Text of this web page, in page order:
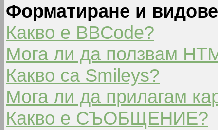
Форматиране и
Какво е BBCode?
Мога ли да ползвам
Какво са Smileys?
Мога ли да прилагам
Какво е СЪОБЩЕНИЕ?